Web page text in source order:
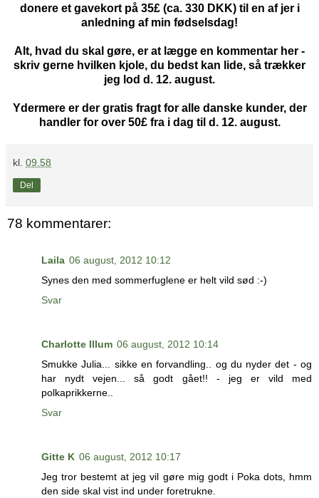
donere et gavekort på 35£ (ca. 330 DKK) til en af jer i
anledning af min fødselsdag!
Alt, hvad du skal gøre, er at lægge en kommentar her -
skriv gerne hvilken kjole, du bedst kan lide, så trækker
jeg lod d. 12. august.
Ydermere er der gratis fragt for alle danske kunder, der
handler for over 50£ fra i dag til d. 12. august.
kl. 09.58
Del
78 kommentarer:
Laila 06 august, 2012 10:12
Synes den med sommerfuglene er helt vild sød :-)
Svar
Charlotte Illum 06 august, 2012 10:14
Smukke Julia... sikke en forvandling.. og du nyder det - og
har nydt vejen... så godt gået!! - jeg er vild med
polkaprikkerne..
Svar
Gitte K 06 august, 2012 10:17
Jeg tror bestemt at jeg vil gøre mig godt i Poka dots, hmm
den side skal vist ind under foretrukne.